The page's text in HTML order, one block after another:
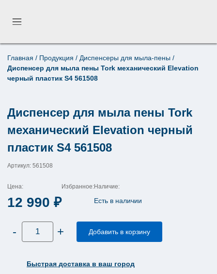
Поиск по товарам
×
Главная / Продукция / Диспенсеры для мыла-пены /
Диспенсер для мыла пены Tork механический Elevation
черный пластик S4 561508
Диспенсер для мыла пены Tork
механический Elevation черный
пластик S4 561508
Артикул: 561508
Цена:
12 990 ₽
Избранное:Наличие:
Есть в наличии
-
Количество
товара
для
Tork
+ Добавить в корзину
Быстрая доставка в ваш город